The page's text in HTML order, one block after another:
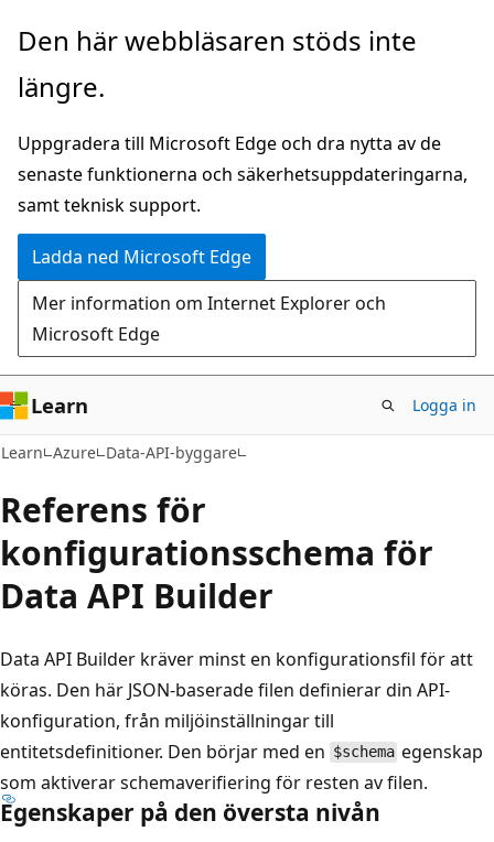
Hoppa
huvudinnehåll
Den här webbläsaren stöds inte
längre.
Uppgradera till Microsoft Edge och dra nytta av de
senaste funktionerna och säkerhetsuppdateringarna,
samt teknisk support.
Ladda ned Microsoft Edge
Mer information om Internet Explorer och
Microsoft Edge
Learn Logga in
Learn Azure Data-API-byggare
Referens för
konfigurationsschema för
Data API Builder
Data API Builder kräver minst en konfigurationsfil för att
köras. Den här JSON-baserade filen definierar din API-
konfiguration, från miljöinställningar till
entitetsdefinitioner. Den börjar med en $schema egenskap
som aktiverar schemaverifiering för resten av filen.
Egenskaper på den översta nivån